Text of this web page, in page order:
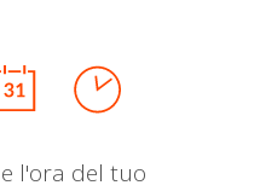
l'ora del tuo